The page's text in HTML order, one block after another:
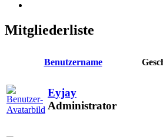
Mitgliederliste
Benutzername
Eyjay
Administrator